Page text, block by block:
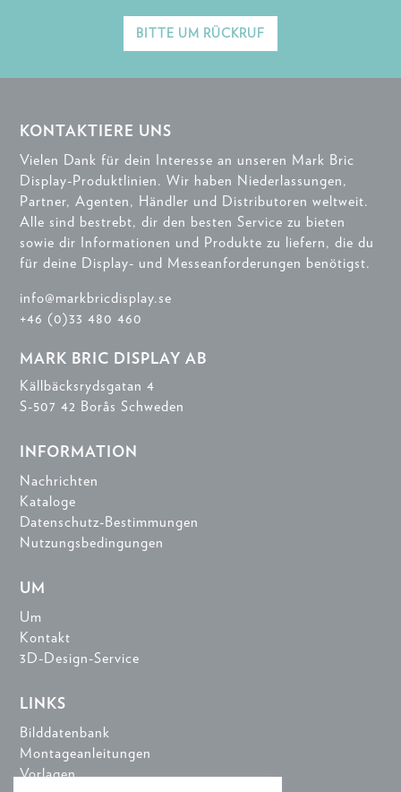
BITTE UM RÜCKRUF
KONTAKTIERE UNS
Vielen Dank für dein Interesse an unseren Mark Bric
Display-Produktlinien. Wir haben Niederlassungen,
Partner, Agenten, Händler und Distributoren weltweit.
Alle sind bestrebt, dir den besten Service zu bieten
sowie dir Informationen und Produkte zu liefern, die du
für deine Display- und Messeanforderungen benötigst.
info@markbricdisplay.se
+46 (0)33 480 460
MARK BRIC DISPLAY AB
Källbäcksrydsgatan 4
S-507 42 Borås Schweden
INFORMATION
Nachrichten
Kataloge
Datenschutz-Bestimmungen
Nutzungsbedingungen
UM
Um
Kontakt
3D-Design-Service
LINKS
Bilddatenbank
Montageanleitungen
Vorlagen